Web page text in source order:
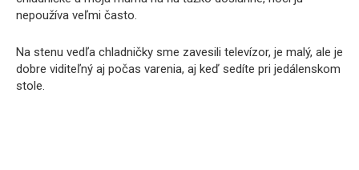
nepoužíva veľmi často.
Na stenu vedľa chladničky sme zavesili televízor, je malý, ale je
dobre viditeľný aj počas varenia, aj keď sedíte pri jedálenskom
stole.